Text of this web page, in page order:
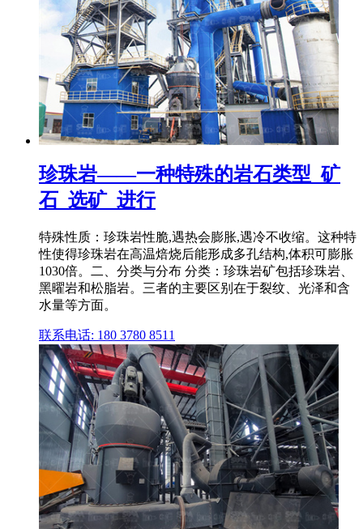
珍珠岩——一种特殊的岩石类型_矿
石_选矿_进行
特殊性质：珍珠岩性脆,遇热会膨胀,遇冷不收缩。这种特
性使得珍珠岩在高温焙烧后能形成多孔结构,体积可膨胀
1030倍。二、分类与分布 分类：珍珠岩矿包括珍珠岩、
黑曜岩和松脂岩。三者的主要区别在于裂纹、光泽和含
水量等方面。
联系电话: 180 3780 8511